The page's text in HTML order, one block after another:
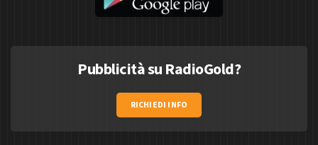
Pubblicità su RadioGold?
RICHIEDI INFO